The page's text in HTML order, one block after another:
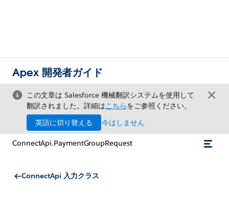
Apex 開発者ガイド
この文章は Salesforce 機械翻訳システムを使用して
翻訳されました。詳細はこちらをご参照ください。
英語に切り替える
今はしません
ConnectApi.PaymentGroupRequest
ConnectApi 入力クラス